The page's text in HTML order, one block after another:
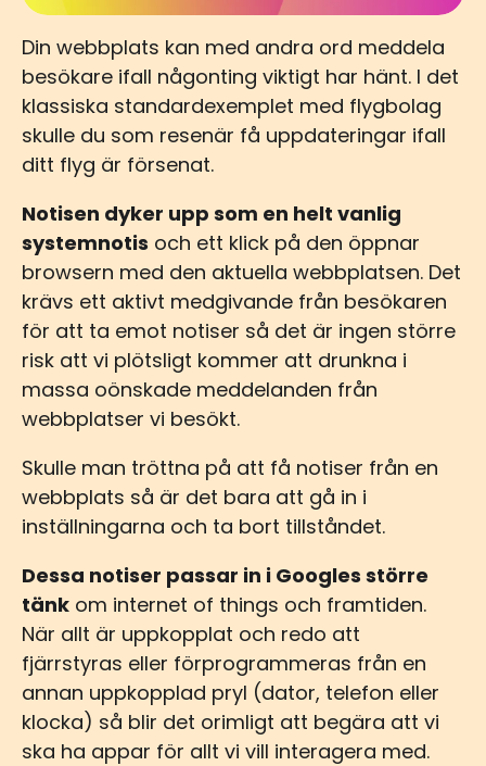
Din webbplats kan med andra ord meddela
besökare ifall någonting viktigt har hänt. I det
klassiska standardexemplet med flygbolag
skulle du som resenär få uppdateringar ifall
ditt flyg är försenat.
Notisen dyker upp som en helt vanlig
systemnotis och ett klick på den öppnar
browsern med den aktuella webbplatsen. Det
krävs ett aktivt medgivande från besökaren
för att ta emot notiser så det är ingen större
risk att vi plötsligt kommer att drunkna i
massa oönskade meddelanden från
webbplatser vi besökt.
Skulle man tröttna på att få notiser från en
webbplats så är det bara att gå in i
inställningarna och ta bort tillståndet.
Dessa notiser passar in i Googles större
tänk om internet of things och framtiden.
När allt är uppkopplat och redo att
fjärrstyras eller förprogrammeras från en
annan uppkopplad pryl (dator, telefon eller
klocka) så blir det orimligt att begära att vi
ska ha appar för allt vi vill interagera med.